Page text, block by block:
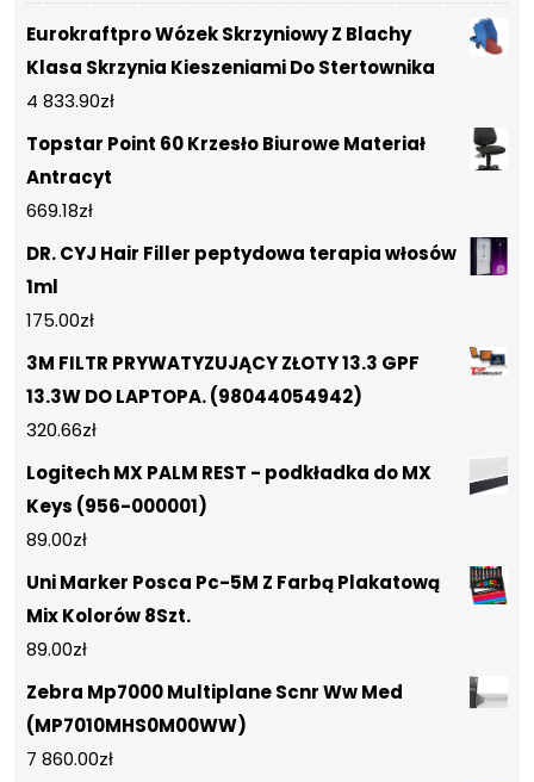
Eurokraftpro Wózek Skrzyniowy Z Blachy
Klasa Skrzynia Kieszeniami Do Stertownika
4 833.90zł
Topstar Point 60 Krzesło Biurowe Materiał
Antracyt
669.18zł
DR. CYJ Hair Filler peptydowa terapia włosów
1ml
175.00zł
3M FILTR PRYWATYZUJĄCY ZŁOTY 13.3 GPF
13.3W DO LAPTOPA. (98044054942)
320.66zł
Logitech MX PALM REST - podkładka do MX
Keys (956-000001)
89.00zł
Uni Marker Posca Pc-5M Z Farbą Plakatową
Mix Kolorów 8Szt.
89.00zł
Zebra Mp7000 Multiplane Scnr Ww Med
(MP7010MHS0M00WW)
7 860.00zł